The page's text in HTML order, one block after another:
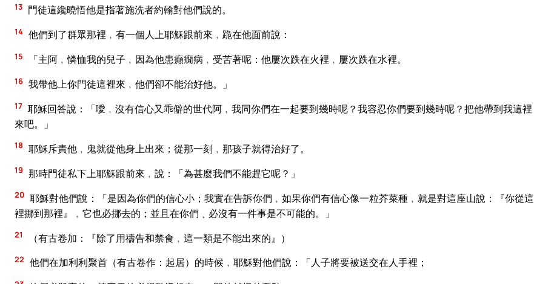
13 門徒這纔曉悟他是指著施洗者約翰對他們說的。
14 他們到了群眾那裡﹐有一個人上耶穌跟前來﹐跪在他面前說：
15 「主阿﹐憐恤我的兒子﹐因為他患癲癇病﹐受苦著呢：他屢次跌在火裡﹐屢次跌在水裡。
16 我帶他上你門徒這裡來﹐他們卻不能治好他。」
17 耶穌回答說：「噯﹐沒有信心又乖僻的世代阿﹐我同你們在一起要到幾時呢？我容忍你們要到幾時呢？把他帶到我這裡
來吧。」
18 耶穌斥責他﹐鬼就從他身上出來；從那一刻﹐那孩子就得治好了。
19 那時門徒私下上耶穌跟前來﹐說：「為甚麼我們不能趕它呢？」
20 耶穌對他們說：「是因為你們的信心小；我實在告訴你們﹐如果你們有信心像一粒芥菜種﹐就是對這座山說：『你從這
裡挪到那裡』﹐它也必挪去的；並且在你們﹑必沒有一件事是不可能的。」
21 （有古卷加：『除了用禱告和禁食﹐這一類是不能出來的』）
22 他們在加利利聚首（有古卷作：起居）的時候﹐耶穌對他們說：「人子將要被送交在人手裡；